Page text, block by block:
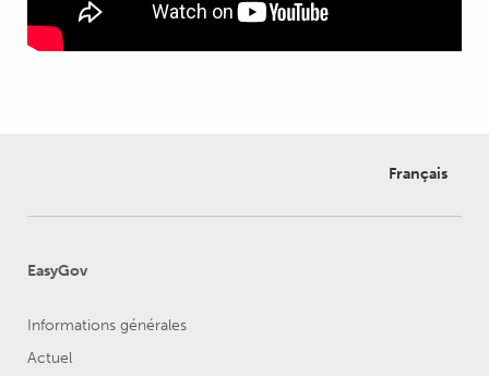
Français
EasyGov
Informations générales
Actuel